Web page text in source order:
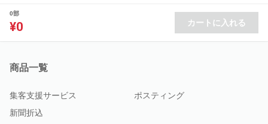
0部
¥0 カートに入れる
商品一覧
集客支援サービス
ポスティング
新聞折込